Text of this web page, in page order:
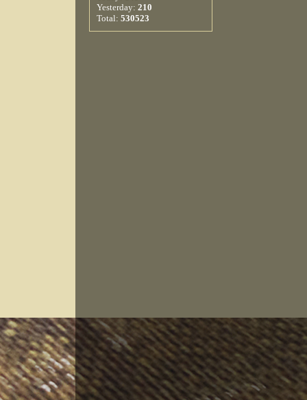
Yesterday: 210
Total: 530523